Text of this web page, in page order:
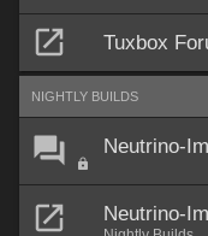
Tuxbox
NIGHTLY BUILDS
Neutrino-
Neutrino-